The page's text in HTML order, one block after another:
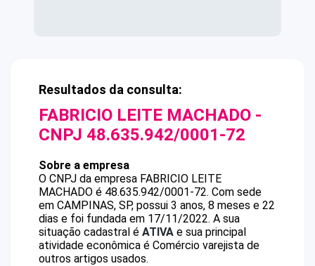
Resultados da consulta:
FABRICIO LEITE MACHADO -
CNPJ 48.635.942/0001-72
Sobre a empresa
O CNPJ da empresa FABRICIO LEITE
MACHADO é 48.635.942/0001-72. Com sede
em CAMPINAS, SP, possui 3 anos, 8 meses e 22
dias e foi fundada em 17/11/2022. A sua
situação cadastral é ATIVA e sua principal
atividade econômica é Comércio varejista de
outros artigos usados.